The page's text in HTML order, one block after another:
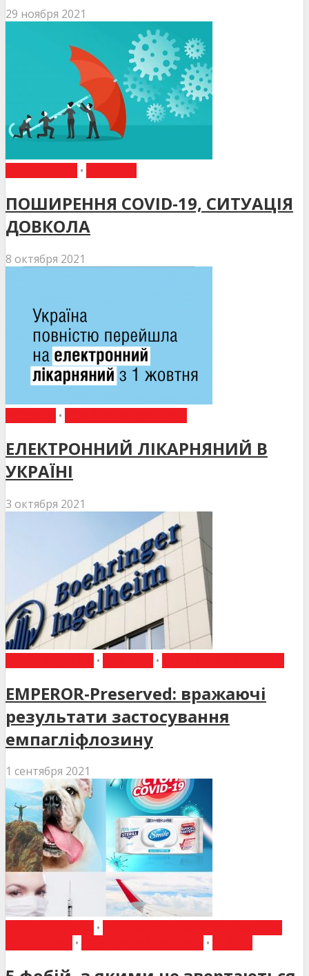
29 ноября 2021
•
ПОШИРЕННЯ COVID-19, СИТУАЦІЯ
ДОВКОЛА
8 октября 2021
•
ЕЛЕКТРОННИЙ ЛІКАРНЯНИЙ В
УКРАЇНІ
3 октября 2021
• •
EMPEROR-Preserved: вражаючі
результати застосування
емпагліфлозину
1 сентября 2021
•
• •